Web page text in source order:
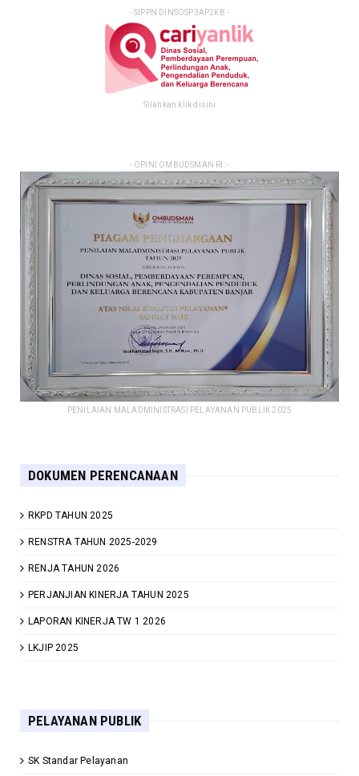
- SIPPN DINSOSP3AP2KB -
Silahkan klik disini
- OPINI OMBUDSMAN RI: -
PENILAIAN MALADMINISTRASI PELAYANAN PUBLIK 2025
DOKUMEN PERENCANAAN
RKPD TAHUN 2025
RENSTRA TAHUN 2025-2029
RENJA TAHUN 2026
PERJANJIAN KINERJA TAHUN 2025
LAPORAN KINERJA TW 1 2026
LKJIP 2025
PELAYANAN PUBLIK
SK Standar Pelayanan